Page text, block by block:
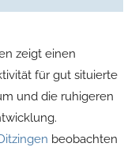
zeigt einen
für gut situierte
und die ruhigeren
beobachten